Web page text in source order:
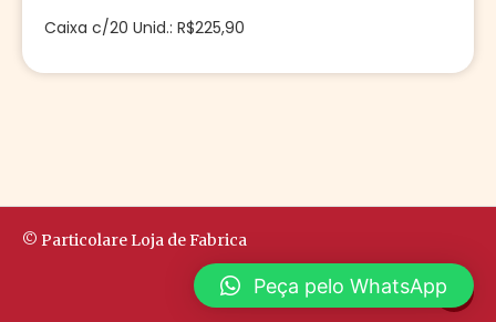
Caixa c/20 Unid.: R$225,90
© Particolare Loja de Fabrica
Peça pelo WhatsApp